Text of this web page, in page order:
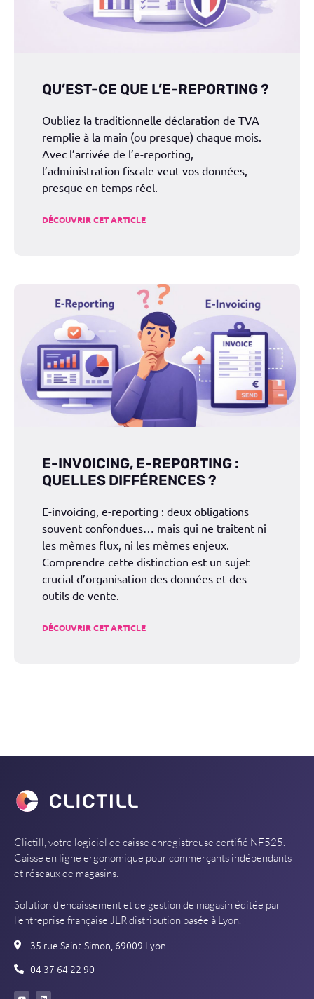
QU’EST-CE QUE L’E-REPORTING ?
Oubliez la traditionnelle déclaration de TVA
remplie à la main (ou presque) chaque mois.
Avec l’arrivée de l’e-reporting,
l’administration fiscale veut vos données,
presque en temps réel.
DÉCOUVRIR CET ARTICLE
E-INVOICING, E-REPORTING :
QUELLES DIFFÉRENCES ?
E-invoicing, e-reporting : deux obligations
souvent confondues… mais qui ne traitent ni
les mêmes flux, ni les mêmes enjeux.
Comprendre cette distinction est un sujet
crucial d’organisation des données et des
outils de vente.
DÉCOUVRIR CET ARTICLE
Clictill, votre logiciel de caisse enregistreuse certifié NF525.
Caisse en ligne ergonomique pour commerçants indépendants
et réseaux de magasins.
Solution d’encaissement et de gestion de magasin éditée par
l’entreprise française JLR distribution basée à Lyon.
35 rue Saint-Simon, 69009 Lyon
04 37 64 22 90